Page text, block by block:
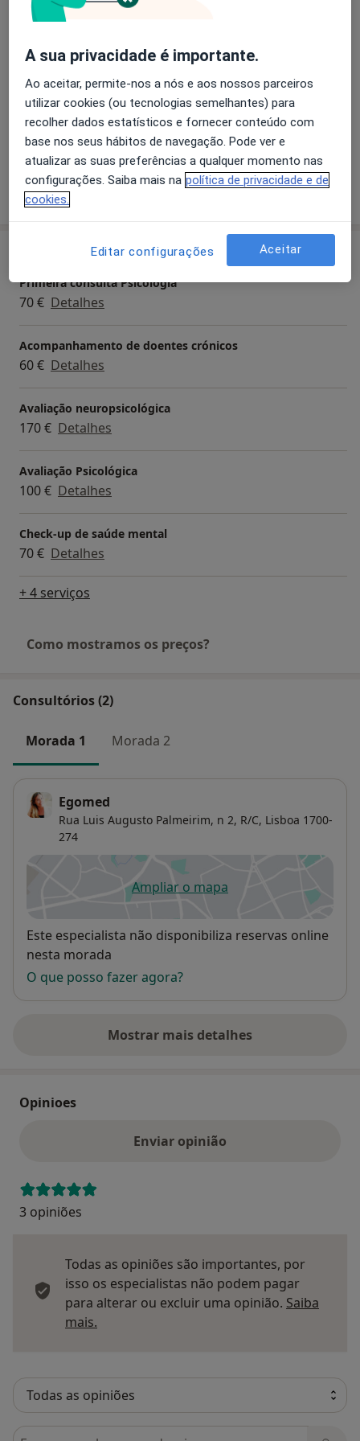
• Tem-se especializado na deteção precoce e
• Experiência profissional em consultório privado.
• Formadora em diversas ações de formação.
• Consultora psicogeriátrica de projetos com palhaços
visitadores.
• Área de Interesse Psico-oncologia e Mindfulness.
Transtornos Da Personalidade
Transtornos De Estresse Pós-Traumáticos
Ataque de pânico
+1 a11y_sr_more_diseases
Pacientes que trato
Adultos
Mostrar mais detalhes
Serviços e preços
Primeira consulta Psicologia
70 € Detalhes
Acompanhamento de doentes crónicos
60 € Detalhes
Avaliação neuropsicológica
170 € Detalhes
Avaliação Psicológica
100 € Detalhes
Check-up de saúde mental
70 € Detalhes
+ 4 serviços
Como mostramos os preços?
Consultórios (2)
Morada 1 Morada 2
Egomed
Rua Luis Augusto Palmeirim, n 2, R/C, Lisboa 1700-
274
Ampliar o mapaabre num novo separador
Disponibilidade
Este especialista não disponibiliza reservas online
nesta morada
O que posso fazer agora?
Mostrar mais detalhes
sobre o endereço
Opinioes
Enviar opinião
3 opiniões
Todas as opiniões são importantes, por
isso os especialistas não podem pagar
para alterar ou excluir uma opinião. Saiba
mais.
Pesquisar em opiniões
A sua privacidade é importante.
Ao aceitar, permite-nos a nós e aos nossos parceiros
utilizar cookies (ou tecnologias semelhantes) para
recolher dados estatísticos e fornecer conteúdo com
base nos seus hábitos de navegação. Pode ver e
atualizar as suas preferências a qualquer momento nas
configurações. Saiba mais na política de privacidade e de
cookies.
Editar configurações Aceitar